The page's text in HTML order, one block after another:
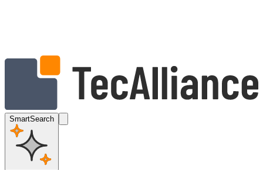
SmartSearch